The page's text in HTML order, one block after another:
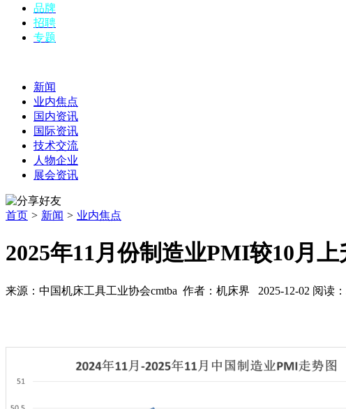
品牌
招聘
专题
新闻
业内焦点
国内资讯
国际资讯
技术交流
人物企业
展会资讯
首页 > 新闻 > 业内焦点
2025年11月份制造业PMI较10月上
来源：中国机床工具工业协会cmtba 作者：机床界 2025-12-02 阅读